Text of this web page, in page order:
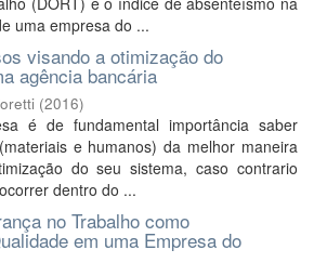
uma empresa do ...
visando a otimização do
agência bancária
(2016)
é de fundamental importância saber
e humanos) da melhor maneira
do seu sistema, caso contrario
dentro do ...
no Trabalho como
em uma Empresa do